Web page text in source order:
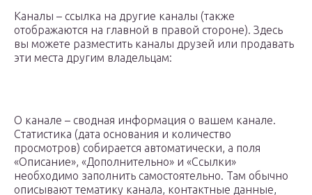
Каналы – ссылка на другие каналы (также
отображаются на главной в правой стороне). Здесь
вы можете разместить каналы друзей или продавать
эти места другим владельцам:
О канале – сводная информация о вашем канале.
Статистика (дата основания и количество
просмотров) собирается автоматически, а поля
«Описание», «Дополнительно» и «Ссылки»
необходимо заполнить самостоятельно. Там обычно
описывают тематику канала, контактные данные,